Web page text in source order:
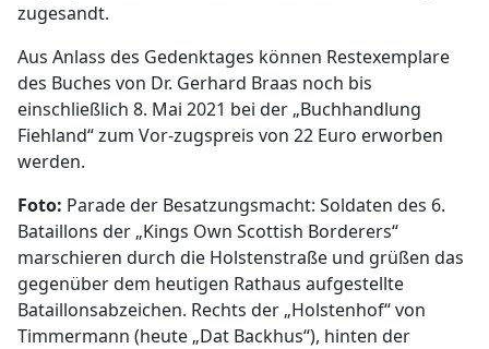
zugesandt.
Aus Anlass des Gedenktages können Restexemplare
des Buches von Dr. Gerhard Braas noch bis
einschließlich 8. Mai 2021 bei der „Buchhandlung
Fiehland“ zum Vor-zugspreis von 22 Euro erworben
werden.
Foto: Parade der Besatzungsmacht: Soldaten des 6.
Bataillons der „Kings Own Scottish Borderers“
marschieren durch die Holstenstraße und grüßen das
gegenüber dem heutigen Rathaus aufgestellte
Bataillonsabzeichen. Rechts der „Holstenhof“ von
Timmermann (heute „Dat Backhus“), hinten der